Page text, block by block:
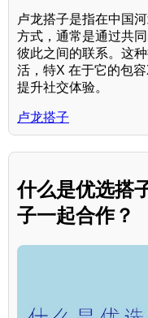
卢龙搭子是指在中国
方式，通常是通过共
彼此之间的联系。这
活，特X 在于它的包
提升社交体验。
卢龙搭子
什么是优选搭
子一起合作？